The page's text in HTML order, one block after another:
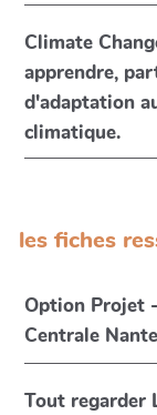
Climate Change
apprendre,
d'adaptation
climatique.
les fiches
Option Projet
Centrale
Tout regarder